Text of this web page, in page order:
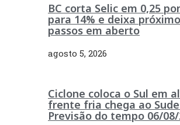
BC corta Selic em 0,25
para 14% e deixa
passos em aberto
agosto 5, 2026
Ciclone coloca o Sul em
frente fria chega ao
Previsão do tempo 06/